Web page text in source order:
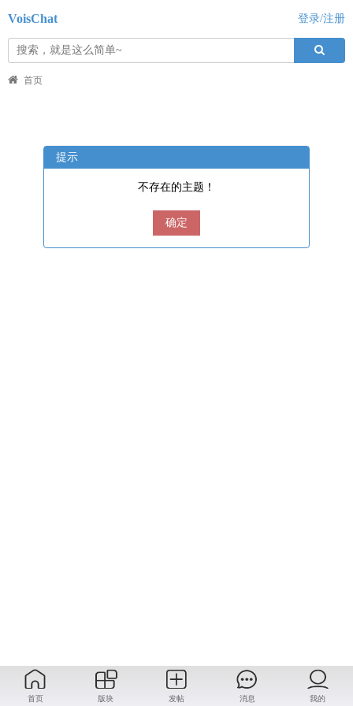
首页 版块 发帖 消息 我的
VoisChat 登录/注册
首页
提示
不存在的主题！
确定